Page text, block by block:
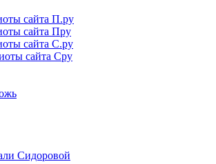
сайта П.ру
сайта Пру
сайта С.ру
сайта Сру
Сидоровой